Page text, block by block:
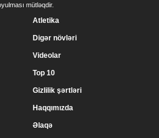
mütləqdir.
Atletika
Digər növləri
Videolar
Top 10
Gizlilik şərtləri
Haqqımızda
Əlaqə